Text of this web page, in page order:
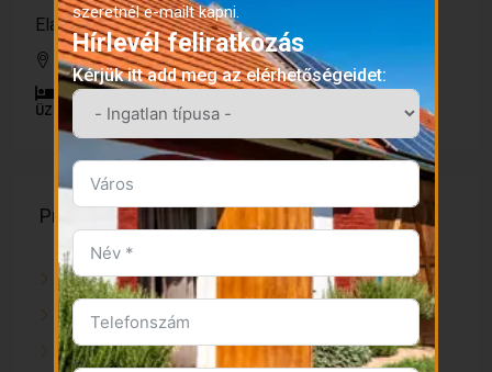
Eladó panzió Kaposvár mellett a Deseda-tónál
Kaposvár
15 750 m² 30000m²
ÜZLETHELYISÉG
Property Type
Ház
Nyaraló
Telek
szeretnél e-mailt kapni.
Hírlevél feliratkozás
Kérjük itt add meg az elérhetőségeidet: